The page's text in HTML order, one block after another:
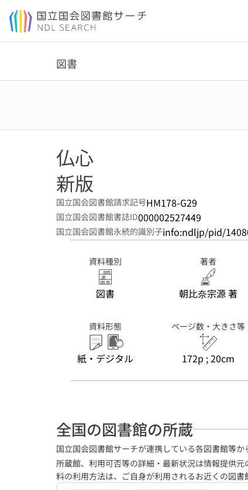
本文へ移動
図書
仏心
新版
国立国会図書館請求記号HM178-G29
国立国会図書館書誌ID000002527449
国立国会図書館永続的識別子info:ndljp/pid/
資料種別
図書
著者
朝比奈宗源 著
資料形態
紙・デジタル
ページ数・大きさ等
172p ; 20cm
全国の図書館の所蔵
国立国会図書館サーチが連携している各図書館等か
所蔵館、利用可否等の詳細・最新状況は情報提供
料の利用方法は、ご自身が利用されるお近くの図